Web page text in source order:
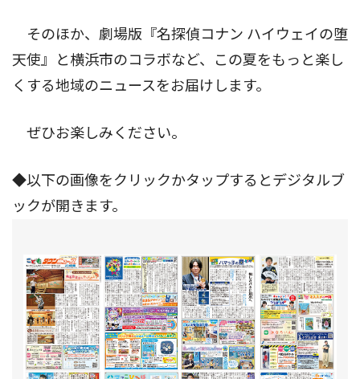
そのほか、劇場版『名探偵コナン ハイウェイの堕
天使』と横浜市のコラボなど、この夏をもっと楽し
くする地域のニュースをお届けします。
ぜひお楽しみください。
◆以下の画像をクリックかタップするとデジタルブ
ックが開きます。